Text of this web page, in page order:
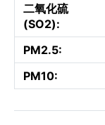
二氧化硫
(SO2):
PM2.5:
PM10: